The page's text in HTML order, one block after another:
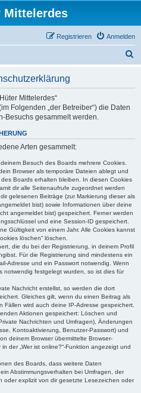
Mittelerdes
Anmelden
Registrieren
Mittelerdes“
Folgenden „der Betreiber“) die Daten
Besuchs gesammelt werden.
Arten gesammelt:
Besuch des Boards mehrere Cookies.
Browser als temporäre Dateien ablegt und
Boards erhalten bleiben. In diesen Cookies
dir alle Seitenaufrufe zugeordnet werden
gelesenen Beiträge (zur Markierung dieser als
bist) sowie Informationen über deine
angemeldet bist) gespeichert. Ferner werden
und eine Session-ID gespeichert.
Gültigkeit von einem Jahr. Alle Cookies kannst
löschen“ löschen.
die du bei der Registrierung, in deinem Profil
Für die Registrierung sind mindestens ein
Adresse und ein Passwort notwendig. Wenn
notwendig festgelegt wurden, so ist dies für
Nachricht erstellst, so werden die dort
Gleiches gilt, wenn du einen Beitrag als
Fällen wird auch deine IP-Adresse gespeichert.
Aktionen gespeichert: Löschen und
Nachrichten und Umfragen), Änderungen
Kontoaktivierung, Benutzer-Passwort) und
deinem Browser übermittelte Browser-
der „Wer ist online?“-Funktion angezeigt und
des Boards, dass weitere Daten
Abstimmungsverhalten bei Umfragen, der
oder explizit von dir gesetzte Lesezeichen oder